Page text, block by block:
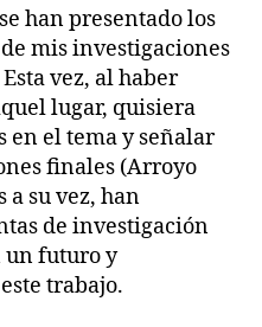
han presentado los
mis investigaciones
vez, al haber
lugar, quisiera
en el tema y señalar
finales (Arroyo
a su vez, han
de investigación
un futuro y
trabajo.